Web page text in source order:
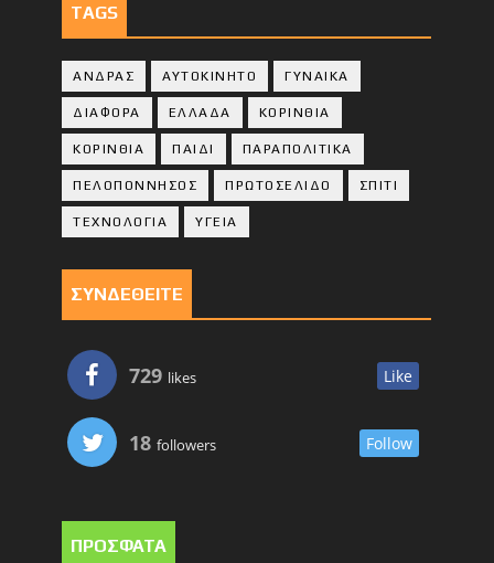
TAGS
ΑΝΔΡΑΣ ΑΥΤΟΚΙΝΗΤΟ ΓΥΝΑΙΚΑ
ΔΙΑΦΟΡΑ ΕΛΛΑΔΑ ΚΟΡΙΝΘΙΑ
ΚΟΡΙΝΘΙA ΠΑΙΔΙ ΠΑΡΑΠΟΛΙΤΙΚΑ
ΠΕΛΟΠΟΝΝΗΣΟΣ ΠΡΩΤΟΣΕΛΙΔΟ ΣΠΙΤΙ
ΤΕΧΝΟΛΟΓΙΑ ΥΓΕΙΑ
ΣΥΝΔΕΘΕΙΤΕ
729 likes Like
18 followers Follow
ΠΡΟΣΦΑΤΑ